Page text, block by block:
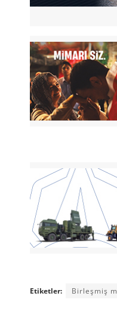
Etiketler: Birleşmiş